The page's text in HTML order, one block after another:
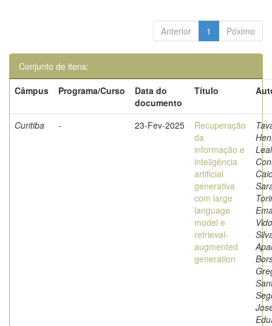
Anterior 1 Póximo
Conjunto de itens:
Câmpus
Programa/Curso
Data do
documento
Título
Curitiba - 23-Fev-2025
Recuperação
da
informação e
inteligência
artificial
generativa
com large
language
model e
retrieval-
augmented
generation